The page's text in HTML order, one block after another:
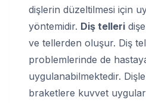
dişlerin düzeltilmesi için
yöntemidir. Diş telleri
ve tellerden oluşur. Diş
problemlerinde de
uygulanabilmektedir.
braketlere kuvvet